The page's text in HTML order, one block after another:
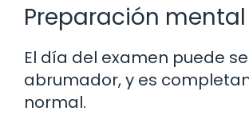
Preparación mental
El día del examen puede
abrumador, y es
normal.